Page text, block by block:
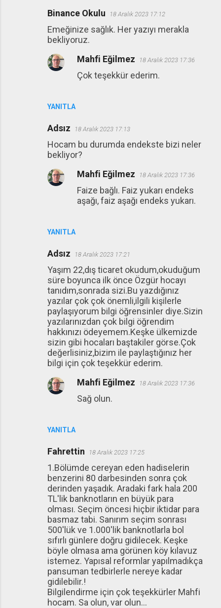
Binance Okulu 18 Aralık 2023 17:12
Emeğinize sağlık. Her yazıyı merakla
bekliyoruz.
YANITLA
Mahfi Eğilmez 18 Aralık 2023 17:36
Çok teşekkür ederim.
Adsız 18 Aralık 2023 17:13
Hocam bu durumda endekste bizi neler
bekliyor?
YANITLA
Mahfi Eğilmez 18 Aralık 2023 17:36
Faize bağlı. Faiz yukarı endeks
aşağı, faiz aşağı endeks yukarı.
Adsız 18 Aralık 2023 17:21
Yaşım 22,dış ticaret okudum,okuduğum
süre boyunca ilk önce Özgür hocayı
tanıdım,sonrada sizi.Bu yazdığınız
yazılar çok çok önemli,ilgili kişilerle
paylaşıyorum bilgi öğrensinler diye.Sizin
yazılarınızdan çok bilgi öğrendim
hakkınızı ödeyemem.Keşke ülkemizde
sizin gibi hocaları baştakiler görse.Çok
değerlisiniz,bizim ile paylaştığınız her
bilgi için çok teşekkür ederim.
YANITLA
Mahfi Eğilmez 18 Aralık 2023 17:36
Sağ olun.
Fahrettin 18 Aralık 2023 17:25
1.Bölümde cereyan eden hadiselerin
benzerini 80 darbesinden sonra çok
derinden yaşadık. Aradaki fark hala 200
TL'lik banknotların en büyük para
olması. Seçim öncesi hiçbir iktidar para
basmaz tabi. Sanırım seçim sonrası
500'lük ve 1.000'lik banknotlarla bol
sıfırlı günlere doğru gidilecek. Keşke
böyle olmasa ama görünen köy kılavuz
istemez. Yapısal reformlar yapılmadıkça
pansuman tedbirlerle nereye kadar
gidilebilir.!
Bilgilendirme için çok teşekkürler Mahfi
hocam. Sa olun, var olun...